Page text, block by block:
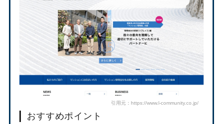
引用元：https://www.l-community.co.jp/
おすすめポイント